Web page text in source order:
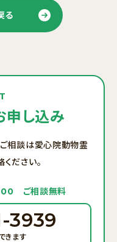
る
申し込み
相談は愛心院動物霊
ださい。
00 ご相談無料
3939
きます